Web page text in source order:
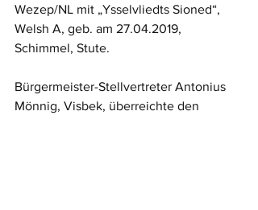
Wezep/NL mit „Ysselvliedts Sioned“,
Welsh A, geb. am 27.04.2019,
Schimmel, Stute.
Bürgermeister-Stellvertreter Antonius
Mönnig, Visbek, überreichte den